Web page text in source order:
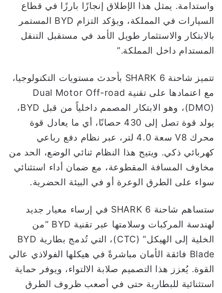
واستدامة. يمثل هذا الإطلاق إنجازًا بارزًا في قطاع
السيارات في المملكة، ويؤكد التزام BYD المستمر
بالابتكار والاستثمار طويل الأمد في مستقبل التنقل
المستدام داخل المملكة.”
تتميز شاحنة SHARK 6 بأحدث مستويات التكنولوجيا،
مع اعتمادها على تقنية Dual Motor Off-road
(DMO)، وهو الابتكار المصمم داخلياً من قبل BYD،
يولد قوة تصل إلى 430 حصانًا، أي ما يعادل قوة
محرك V8 سعة 4.0 لتر، عبر نظام دفع رباعي
كهربائي ذكي. ويتيح هذا النظام ثنائي الوضع، الحد من
مخاوف المسافة المقطوعة، مع ضمان أداء استثنائي
سواء على الطرق الوعرة أو في البيئة الحضرية.
ستساهم شاحنة SHARK 6 في إرساء معيار جديد
لهندسة المركبات وسلامتها عبر تقنية BYD “من
الخلية إلى الهيكل” (CTC)، التي تُدمج بطارية BYD
Blade فائقة الأمان مباشرةً في هيكلها الفولاذي عالي
القوة. يُعزز هذا التصميم صلابة الالتواء، ويوفر حماية
استثنائية للبطارية حتى في أصعب ظروف الطرق